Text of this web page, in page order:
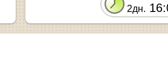
2дн.